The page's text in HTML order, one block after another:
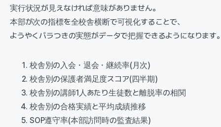
実行状況が見えなければ意味がありません。
本部が次の指標を全校舎横断で可視化することで、
ようやくバラつきの実態がデータで把握できるようになります
校舎別の入会・退会・継続率(月次)
校舎別の保護者満足度スコア(四半期)
校舎別の講師1人あたり生徒数と離脱率の相関
校舎別の合格実績と平均成績推移
SOP遵守率(本部訪問時の監査結果)